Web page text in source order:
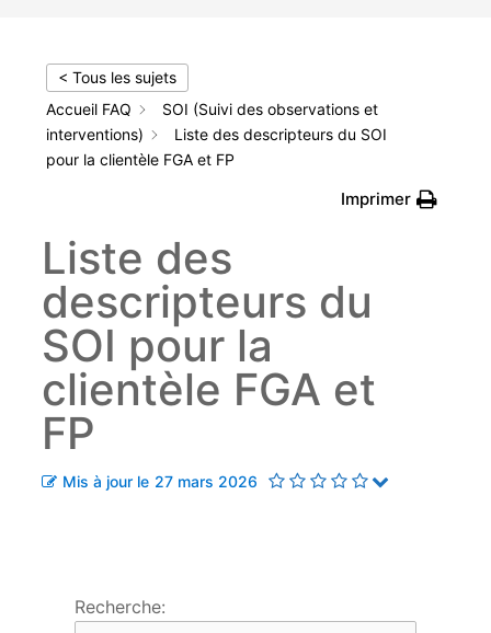
< Tous les sujets
Accueil FAQ
SOI (Suivi des observations et
interventions)
Liste des descripteurs du SOI
pour la clientèle FGA et FP
Imprimer
Liste des
descripteurs du
SOI pour la
clientèle FGA et
FP
Mis à jour le 27 mars 2026
Recherche: